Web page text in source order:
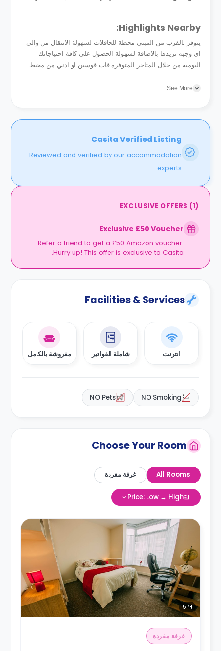
Highlights Nearby:
يتوفر بالقرب من المبني محطة للحافلات لسهولة الانتقال من والي
اي وجهه تريدها بالاضافة لسهولة الحصول علي كافة احتياجاتك
اليومية من خلال المتاجر المتوفرة قاب قوسين او ادني من محيط
See More
Casita Verified Listing
Reviewed and verified by our accommodation
experts.
EXCLUSIVE OFFERS (1)
Exclusive £50 Voucher
Refer a friend to get a £50 Amazon voucher.
Hurry up! This offer is exclusive to Casita.
Facilities & Services
انترنت شاملة الفواتير مفروشة بالكامل
NO Smoking
NO Pets
Choose Your Room
All Rooms غرفة مفردة
Price: Low → High
5
غرفة مفردة